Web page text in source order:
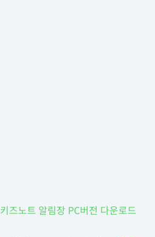
키즈노트 알림장 PC버전 다운로드